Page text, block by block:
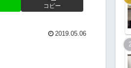
コピー
2019.05.06